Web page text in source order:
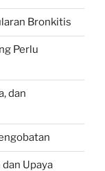
Bronkitis
Perlu
dan
Upaya